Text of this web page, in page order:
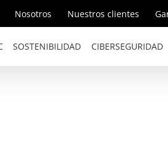
Nosotros Nuestros clientes
SOSTENIBILIDAD CIBERSEGURIDAD